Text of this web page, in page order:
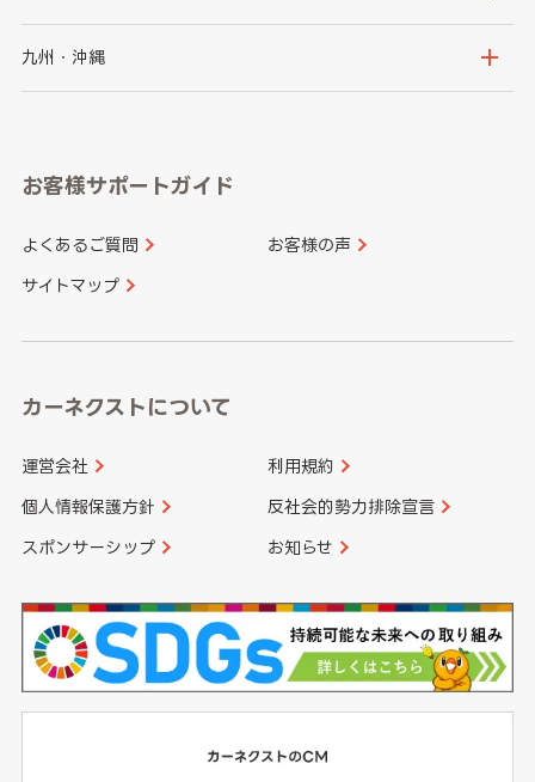
山梨県
愛知県
京都府
和歌山県
鳥取県
山口県
香川県 愛媛県
九州・沖縄
長崎県
大分県 宮崎県
お客様サポートガイド
よくあるご質問 お客様の声
サイトマップ
カーネクストについて
運営会社 利用規約
個人情報保護方針 反社会的勢力排除宣言
スポンサーシップ お知らせ